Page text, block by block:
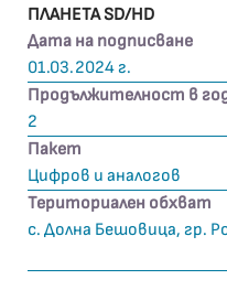
ПЛАНЕТА SD/HD
Дата на подписване
01.03.2024 г.
Продължителност в
2
Пакет
Цифров и аналогов
Териториален обхват
с. Долна Бешовица, гр.